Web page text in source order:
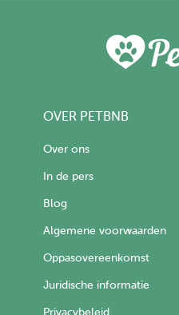
OVER PETBNB
Over ons
In de pers
Blog
Algemene voorwaarden
Oppasovereenkomst
Juridische informatie
Privacybeleid